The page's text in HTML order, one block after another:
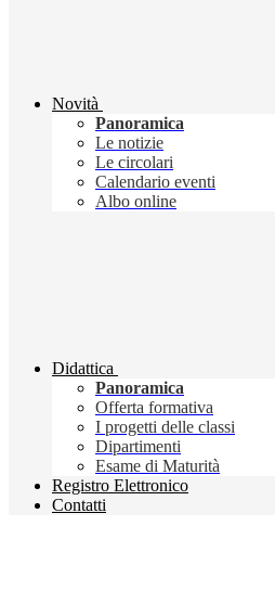
Novità
Panoramica
Le notizie
Le circolari
Calendario eventi
Albo online
Didattica
Panoramica
Offerta formativa
I progetti delle classi
Dipartimenti
Esame di Maturità
Registro Elettronico
Contatti